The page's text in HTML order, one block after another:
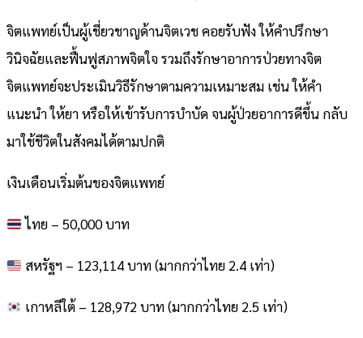
จิตแพทย์เป็นผู้เชี่ยวชาญด้านจิตเวช คอยรับฟัง ให้คำปรึกษา
วินิจฉัยและฟื้นฟูสภาพจิตใจ รวมถึงรักษาอาการป่วยทางจิต
จิตแพทย์จะประเมินวิธีรักษาตามความเหมาะสม เช่น ให้คำ
แนะนำ ให้ยา หรือให้เข้ารับการบำบัด จนผู้ป่วยอาการดีขึ้น กลับ
มาใช้ชีวิตในสังคมได้ตามปกติ
เงินเดือนเริ่มต้นของจิตแพทย์
ไทย – 50,000 บาท
สหรัฐฯ – 123,114 บาท (มากกว่าไทย 2.4 เท่า)
เกาหลีใต้ – 128,972 บาท (มากกว่าไทย 2.5 เท่า)